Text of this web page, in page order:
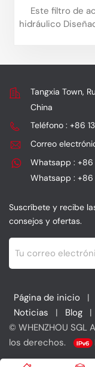
para
Caterpillar,
SH60854
Este filtro de
hidráulico
filtración y
compatible con
como 312D, 315D
funcionamiento
una mayor vida
con una tapa
es
SH60854Elija
reemplazo
eficiente del
Tangxia Town,
China
Teléfono : +86
Correo
Whatsapp : +86
Whatsapp : +86
Suscríbete y recibe
consejos y ofertas.
Página de inicio |
Noticias
| Blog |
© WHENZHOU SGL
los derechos.